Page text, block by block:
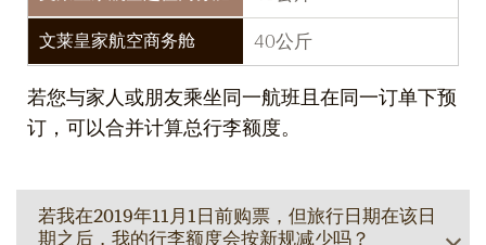
文莱皇家航空商务舱 40公斤
若您与家人或朋友乘坐同一航班且在同一订单下预
订，可以合并计算总行李额度。
若我在2019年11月1日前购票，但旅行日期在该日
期之后，我的行李额度会按新规减少吗？